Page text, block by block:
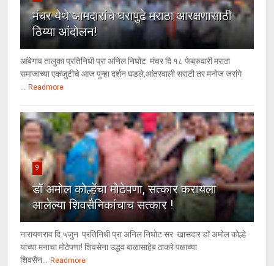
मंचर येथे आमदारांचे घरापुढे मराठा आरक्षणासाठी
ठिय्या आंदोलन!
आंबेगाव तालुका प्रतिनिधी प्रा अनिल निघोट मंचर दि १८ फेब्रुवारी मराठा
समाजाच्या एकजुटीचे आज पुन्हा दर्शन घडले,आंतरवाली सराटी तर मनोज जरांगे
... Readmore
9
डॉ अमोल कोल्हेंचा मोठेपणा, सत्कार करायला
आलेल्या शिवसैनिकांचाच सत्कार !
नारायणराव दि.५जुन प्रतिनिधी प्रा अनिल निघोट सर खासदार डॉ अमोल कोल्हे
यांच्या मनाचा मोठेपणा! शिवसेना उद्धव बाळासाहेब ठाकरे पक्षाच्या
शिवसैन... Readmore